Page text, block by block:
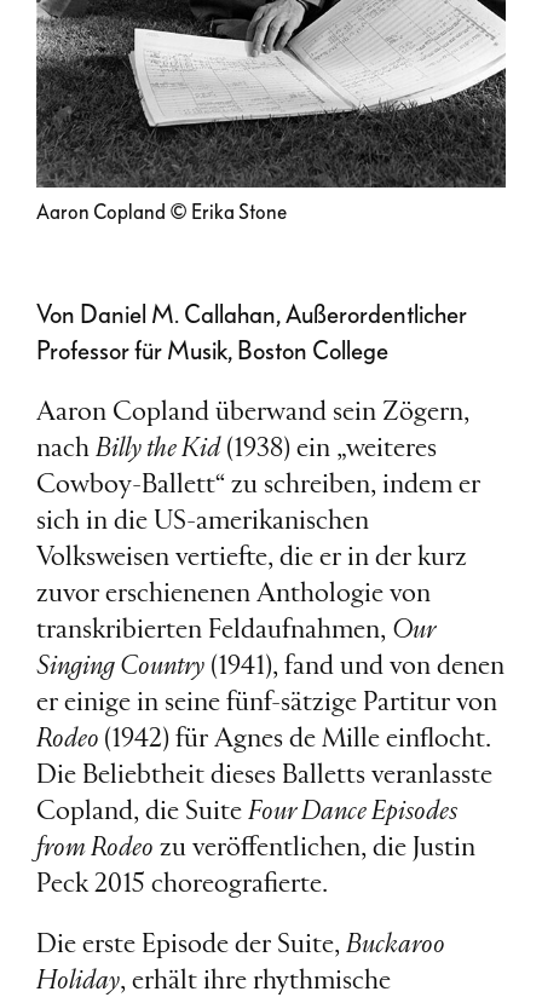
Aaron Copland © Erika Stone
Von Daniel M. Callahan, Außerordentlicher
Professor für Musik, Boston College
Aaron Copland überwand sein Zögern,
nach Billy the Kid (1938) ein „weiteres
Cowboy-Ballett“ zu schreiben, indem er
sich in die US-amerikanischen
Volksweisen vertiefte, die er in der kurz
zuvor erschienenen Anthologie von
transkribierten Feldaufnahmen, Our
Singing Country (1941), fand und von denen
er einige in seine fünf-sätzige Partitur von
Rodeo (1942) für Agnes de Mille einflocht.
Die Beliebtheit dieses Balletts veranlasste
Copland, die Suite Four Dance Episodes
from Rodeo zu veröffentlichen, die Justin
Peck 2015 choreografierte.
Die erste Episode der Suite, Buckaroo
Holiday, erhält ihre rhythmische